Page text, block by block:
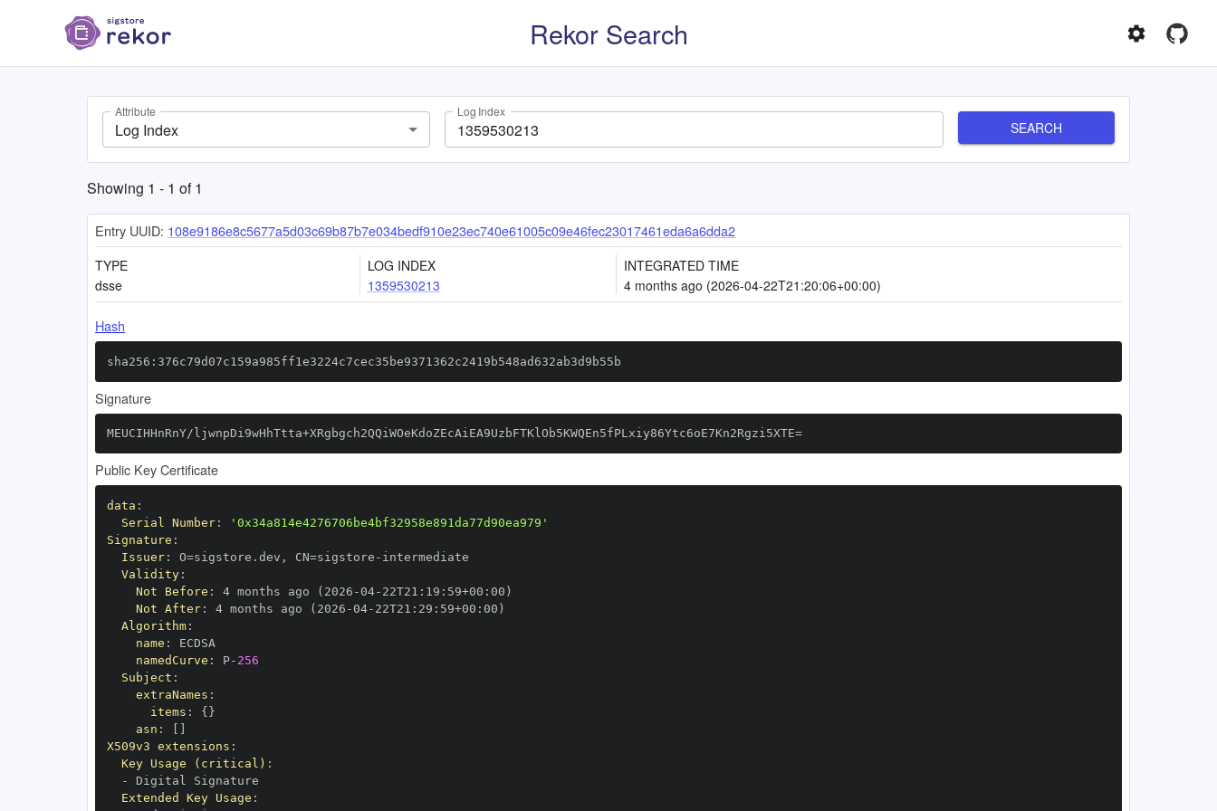
Rekor Search
Attribute
Log Index
Log Index
SEARCH
Showing 1 - 1 of1
Entry UUID: 108e9186e8c5677a5d03c69b87b7e034bedf910e23ec740e61005c09e46fec23017461eda6a6dda2
TYPE
dsse
LOG INDEX
1359530213
INTEGRATED TIME
4 months ago (2026-04-22T21:20:06+00:00)
Hash
sha256:376c79d07c159a985ff1e3224c7cec35be9371362c2419b548ad632ab3d9b55b
Signature
MEUCIHHnRnY/ljwnpDi9wHhTtta+XRgbgch2QQiWOeKdoZEcAiEA9UzbFTKlOb5KWQEn5fPLxiy86Ytc6oE7Kn2Rgzi5XTE=
Public Key Certificate
data :
Serial Number:
'0x34a814e4276706be4bf32958e891da77d90ea979'
Signature :
Issuer: O=sigstore.dev , CN=sigstore -
Validity:
Not Before : 4 months ago (2026 -04- 22T21 : 19 : 59+00 :
Not After: 4 months ago (2026 -04- 22T21 : 29 : 59+00 :
Algorithm:
name :
namedCurve : P- 256
Subject :
extraNames :
items : { }
asn :
X509v3 extensions :
Key Usage (critical) :
-
Extended Key Usage :